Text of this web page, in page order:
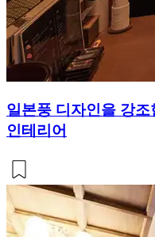
일본풍 디자인을 강
인테리어